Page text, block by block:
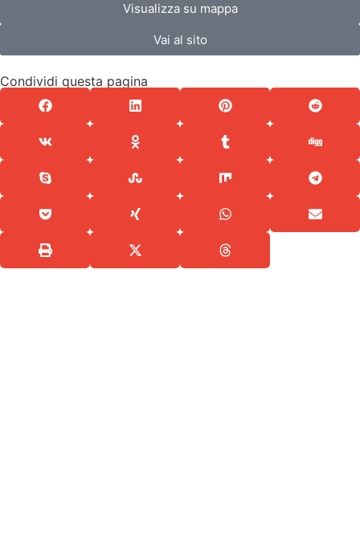
Visualizza su mappa
Vai al sito
Condividi questa pagina